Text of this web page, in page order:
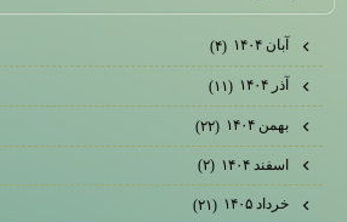
آبان ۱۴۰۴ (۴)
آذر ۱۴۰۴ (۱۱)
بهمن ۱۴۰۴ (۲۲)
اسفند ۱۴۰۴ (۲)
خرداد ۱۴۰۵ (۲۱)